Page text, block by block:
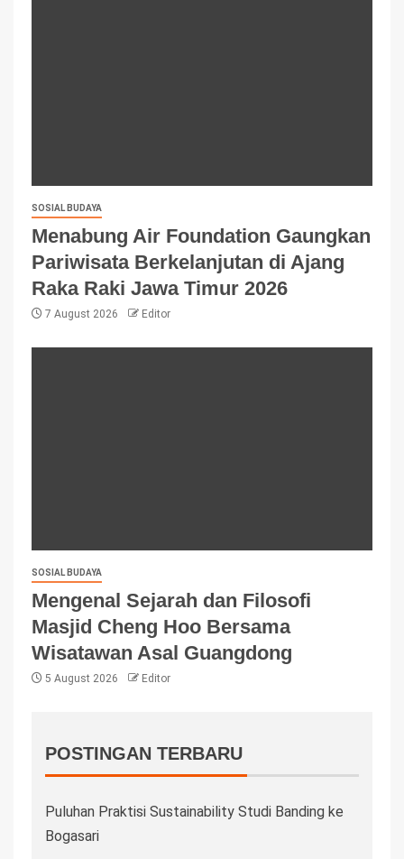
SOSIAL BUDAYA
Menabung Air Foundation Gaungkan
Pariwisata Berkelanjutan di Ajang
Raka Raki Jawa Timur 2026
7 August 2026 Editor
SOSIAL BUDAYA
Mengenal Sejarah dan Filosofi
Masjid Cheng Hoo Bersama
Wisatawan Asal Guangdong
5 August 2026 Editor
POSTINGAN TERBARU
Puluhan Praktisi Sustainability Studi Banding ke
Bogasari